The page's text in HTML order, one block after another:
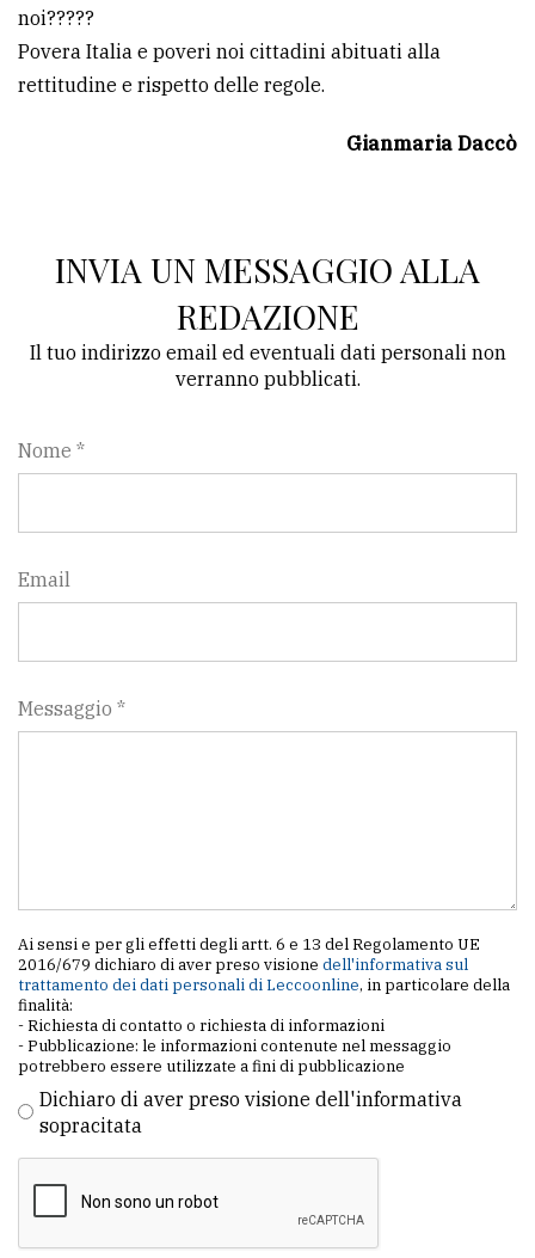
Privacy
policy
noi?????
Povera Italia e poveri noi cittadini abituati alla
rettitudine e rispetto delle regole.
Gianmaria Daccò
INVIA UN MESSAGGIO ALLA
REDAZIONE
Il tuo indirizzo email ed eventuali dati personali non
verranno pubblicati.
Nome *
Email
Messaggio *
Ai sensi e per gli effetti degli artt. 6 e 13 del Regolamento UE
2016/679 dichiaro di aver preso visione dell'informativa sul
trattamento dei dati personali di Leccoonline, in particolare della
finalità:
- Richiesta di contatto o richiesta di informazioni
- Pubblicazione: le informazioni contenute nel messaggio
potrebbero essere utilizzate a fini di pubblicazione
Dichiaro di aver preso visione dell'informativa
sopracitata